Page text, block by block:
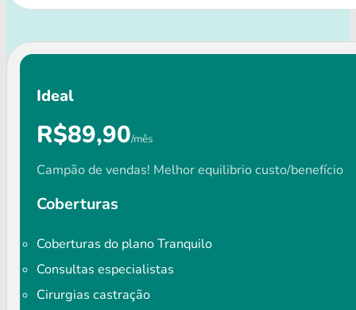
Ideal
R$89,90/mês
Campão de vendas! Melhor equilibrio custo/benefício
Coberturas
Coberturas do plano Tranquilo
Consultas especialistas
Cirurgias castração